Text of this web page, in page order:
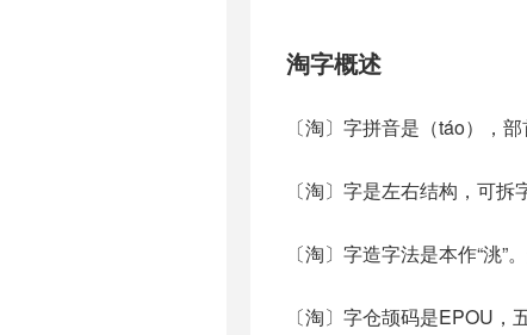
淘字概述
〔淘〕字拼音是（táo），
〔淘〕字是左右结构，可拆
〔淘〕字造字法是本作“洮”
〔淘〕字仓颉码是EPOU